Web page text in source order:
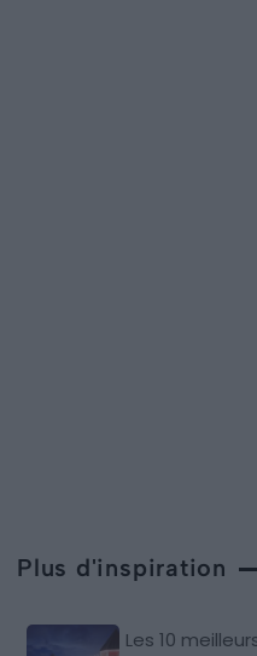
Plus d'inspiration
Les 10